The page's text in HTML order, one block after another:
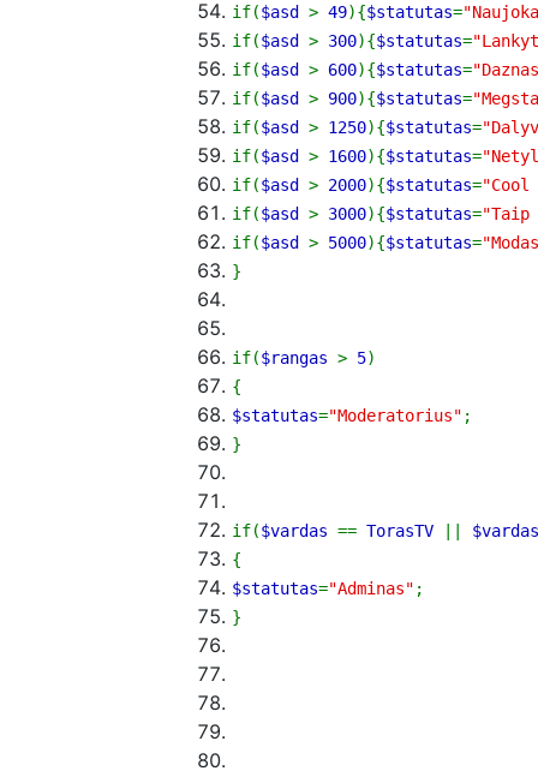
if($asd > 49){$statutas=
if($asd > 300){$statutas=
if($asd > 600){$statutas=
if($asd > 900){$statutas=
if($asd > 1250){$statutas=
if($asd > 1600){$statutas=
if($asd > 2000){$statutas=
if($asd > 3000){$statutas=
if($asd > 5000){$statutas=
}
if($rangas > 5)
{
$statutas="Moderatorius" ;
}
if($vardas == TorasTV ||
$vardas
{
$statutas="Adminas" ;
}